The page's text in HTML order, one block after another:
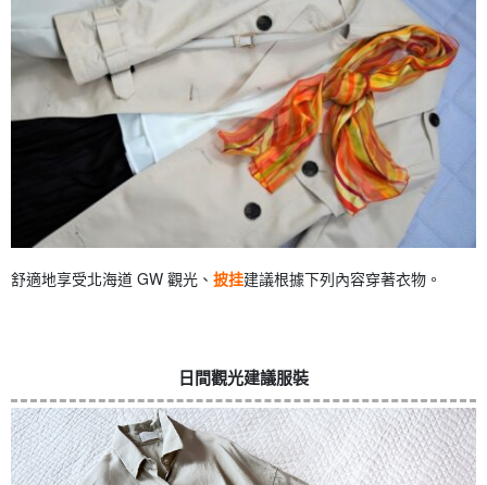
舒適地享受北海道 GW 觀光、 披挂建議根據下列內容穿著衣物。
日間觀光建議服裝